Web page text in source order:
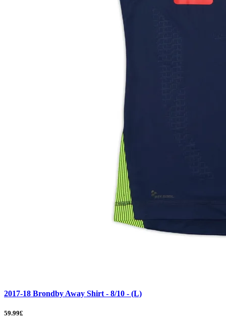
2017-18 Brondby Away Shirt - 8/10 - (L)
59.99£